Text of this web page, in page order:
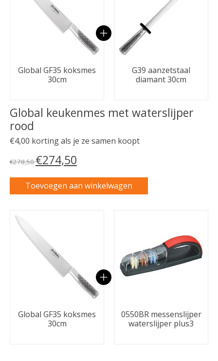
Global GF35 koksmes
30cm
G39 aanzetstaal
diamant 30cm
Global keukenmes met waterslijper
rood
€4,00 korting als je ze samen koopt
€278,50€274,50
Toevoegen aan winkelwagen
Carrousel van gebundelde producten
Global GF35 koksmes
30cm
0550BR messenslijper
waterslijper plus3